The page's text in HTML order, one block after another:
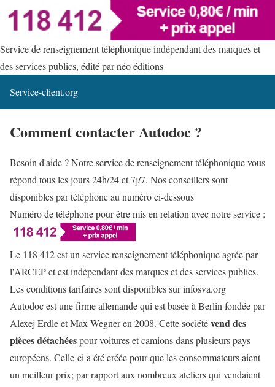
Service de renseignement téléphonique indépendant des marques et
des services publics, édité par néo éditions
Service-client.org
Comment contacter Autodoc ?
Besoin d'aide ? Notre service de renseignement téléphonique vous
répond tous les jours 24h/24 et 7j/7. Nos conseillers sont
disponibles par téléphone au numéro ci-dessous
Numéro de téléphone pour être mis en relation avec notre service :
Le 118 412 est un service renseignement téléphonique agrée par
l'ARCEP et est indépendant des marques et des services publics.
Les conditions tarifaires sont disponibles sur infosva.org
Autodoc est une firme allemande qui est basée à Berlin fondée par
Alexej Erdle et Max Wegner en 2008. Cette sociétévend des
pièces détachéespour voitures et camions dans plusieurs pays
européens. Celle-ci a été créée pour que les consommateurs aient
un meilleur prix; par rapport aux nombreux ateliers qui vendaient